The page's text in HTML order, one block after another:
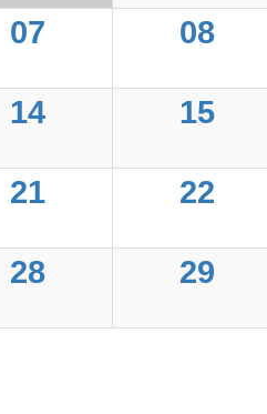
07 08
14 15
21 22
28 29